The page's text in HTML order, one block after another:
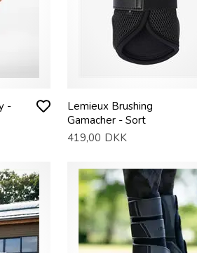
-
Lemieux Brushing
Gamacher - Sort
419,00 DKK